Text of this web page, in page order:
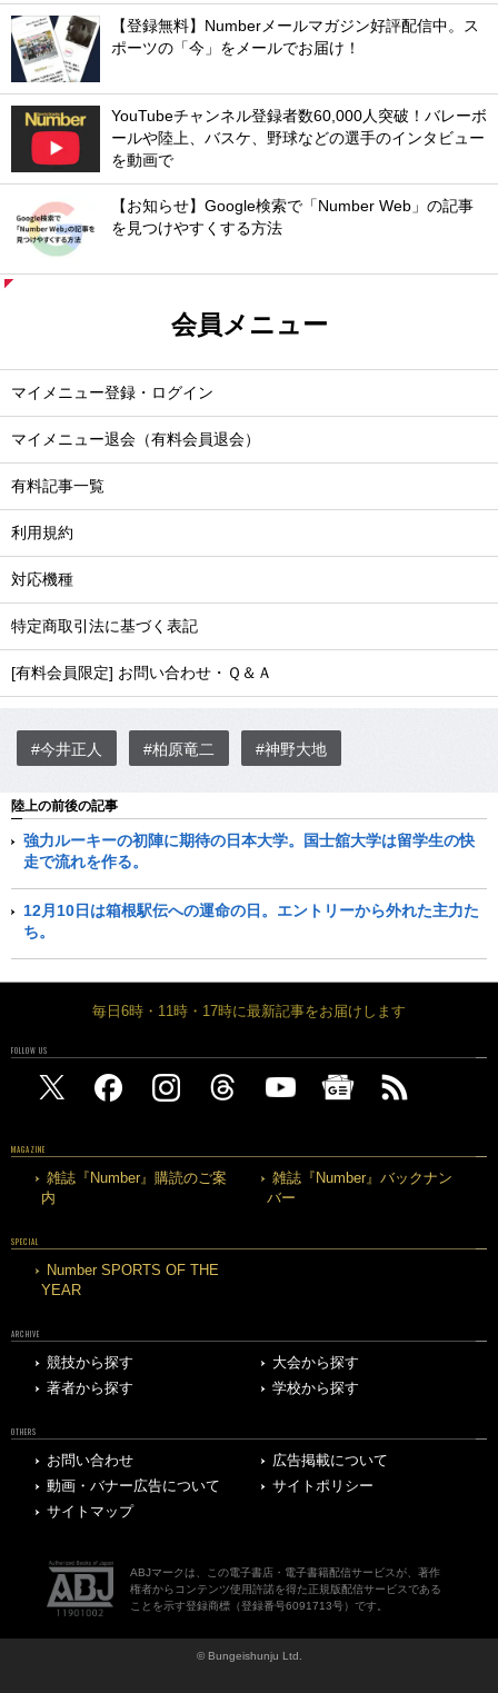
【登録無料】Numberメールマガジン好評配信中。ス
ポーツの「今」をメールでお届け！
YouTubeチャンネル登録者数60,000人突破！バレーボ
ールや陸上、バスケ、野球などの選手のインタビュー
を動画で
【お知らせ】Google検索で「Number Web」の記事
を見つけやすくする方法
会員メニュー
マイメニュー登録・ログイン
マイメニュー退会（有料会員退会）
有料記事一覧
利用規約
対応機種
特定商取引法に基づく表記
[有料会員限定] お問い合わせ・Ｑ＆Ａ
#今井正人 #柏原竜二 #神野大地
陸上の前後の記事
強力ルーキーの初陣に期待の日本大学。国士舘大学は留学生の快
走で流れを作る。
12月10日は箱根駅伝への運命の日。エントリーから外れた主力た
ち。
毎日6時・11時・17時に最新記事をお届けします
FOLLOW US
MAGAZINE
雑誌『Number』購読のご案
内
雑誌『Number』バックナン
バー
SPECIAL
Number SPORTS OF THE
YEAR
ARCHIVE
競技から探す
大会から探す
著者から探す
学校から探す
OTHERS
お問い合わせ
広告掲載について
動画・バナー広告について
サイトポリシー
サイトマップ
ABJマークは、この電子書店・電子書籍配信サービスが、著作
権者からコンテンツ使用許諾を得た正規版配信サービスである
ことを示す登録商標（登録番号6091713号）です。
© Bungeishunju Ltd.